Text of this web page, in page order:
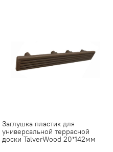
Заглушка пластик для
универсальной террасной
доски TalverWood 20*142мм